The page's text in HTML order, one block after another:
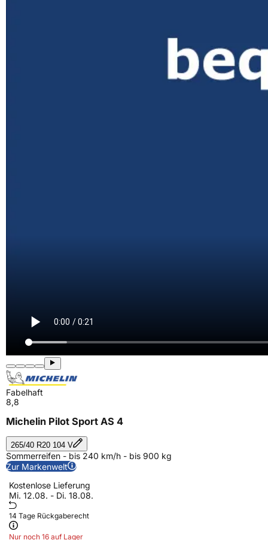
Fabelhaft
8,8
Michelin Pilot Sport AS 4
265/40 R20 104 V
Sommerreifen - bis 240 km/h - bis 900 kg
Zur Markenwelt
Kostenlose Lieferung
Mi. 12.08. - Di. 18.08.
14 Tage Rückgaberecht
Nur noch 16 auf Lager